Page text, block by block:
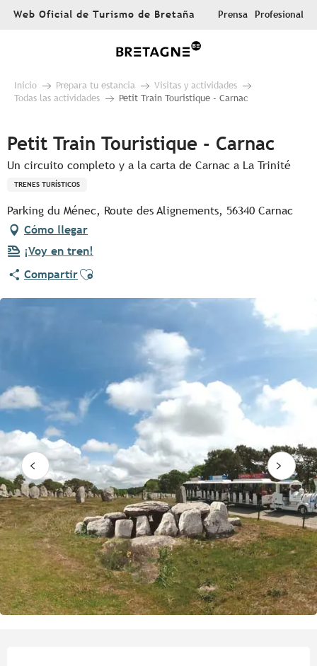
AllerWeb Oficial de Turismo de Bretaña Prensa Profesional
Inicio Prepara tu estancia
Visitas y actividades
Todas las actividades
Petit Train Touristique - Carnac
Petit Train Touristique - Carnac
Un circuito completo y a la carta de Carnac a La Trinité
TRENES TURÍSTICOS
Parking du Ménec, Route des Alignements, 56340 Carnac
Cómo llegar
¡Voy en tren!
CompartirAjouter aux favoris